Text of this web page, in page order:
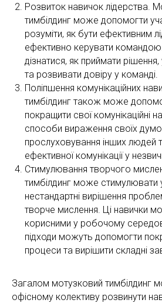
Розвиток навичок лідерства.
тимбілдинг може допомогти
розуміти, як бути ефективним
ефективно керувати
дізнатися, як приймати
та розвивати довіру у команді.
Поліпшення комунікаційних
тимбілдинг також може
покращити свої комунікаційні
способи вираження своїх
прослуховування інших людей
ефективної комунікації у
Стимулювання творчого
тимбілдинг може стимулювати
нестандартні вирішення
творче мислення. Ці навички
корисними у робочому
підходи можуть допомогти
процеси та вирішити складні
Загалом мотузковий тимбілдинг
офісному колективу розвинути